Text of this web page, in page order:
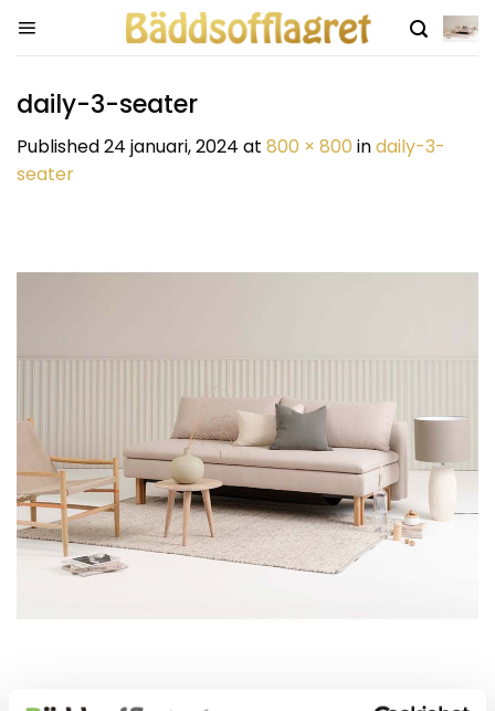
daily-3-seater
Published24 januari, 2024 at 800 × 800 indaily-3-
seater